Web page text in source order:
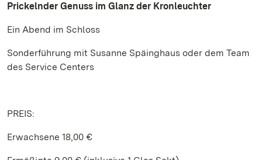
Prickelnder Genuss im Glanz der Kronleuchter
Ein Abend im Schloss
Sonderführung mit Susanne Späinghaus oder dem Team
des Service Centers
PREIS:
Erwachsene 18,00 €